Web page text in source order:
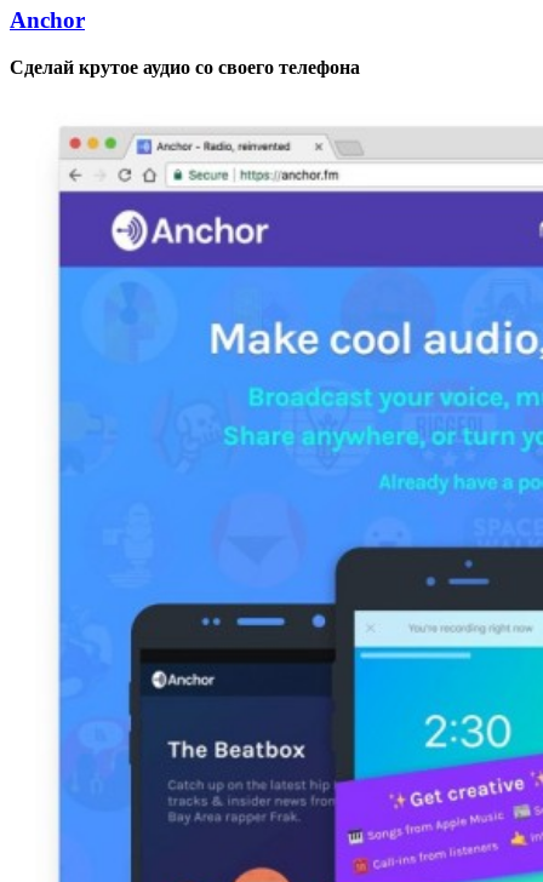
Anchor
Сделай крутое аудио со своего телефона